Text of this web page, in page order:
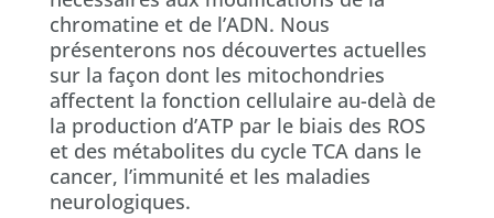
chromatine et de l’ADN. Nous
présenterons nos découvertes actuelles
sur la façon dont les mitochondries
affectent la fonction cellulaire au-delà de
la production d’ATP par le biais des ROS
et des métabolites du cycle TCA dans le
cancer, l’immunité et les maladies
neurologiques.